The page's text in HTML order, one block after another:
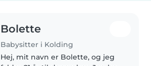
Bolette
Babysitter i Kolding
Hej, mit navn er Bolette, og jeg